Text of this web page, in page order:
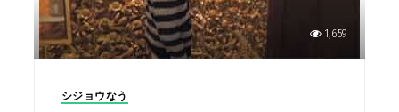
1,659
シジョウなう